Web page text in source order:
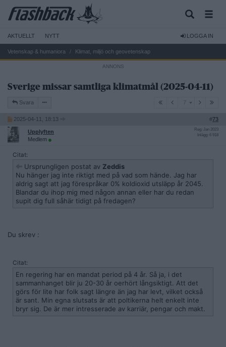
AKTUELLT NYTT LOGGA IN
Vetenskap & humaniora Klimat, miljö och geovetenskap
Sverige missar samtliga klimatmål (2025-04-11)
Svara
2025-04-11, 18:13 #73
Upplyften
Medlem
Reg: Jan 2023
Inlägg: 6 918
Citat:
Ursprungligen postat av Zeddis
Nu hänger jag inte riktigt med på vad som hände. Jag har
aldrig sagt att jag förespråkar 0% koldioxid utsläpp år 2045.
Blandar du ihop mig med någon annan eller har du redan
supit dig full såhär tidigt på fredagen?
Du skrev :
Citat:
En regering har en mandat period på 4 år. Så ja, i det
sammanhanget blir ju 20-30 år oerhört långsiktigt. Att det
görs för lite har folk sagt längre än jag har levt, vilket också
är sant. Min egna slutsats är att poltikerna helt enkelt inte
bryr sig. De är mer intresserade av karriär, pengar och makt.